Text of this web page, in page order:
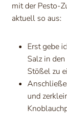
mit der Pesto-
aktuell so aus:
Erst gebe
Salz in
Stößel zu
und